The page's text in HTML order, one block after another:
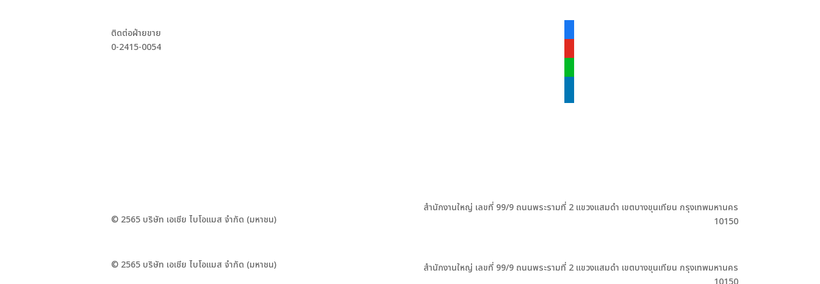
ติดต่อฝ่ายขาย
0-2415-0054
© 2565 บริษัท เอเชีย ไบโอแมส จำกัด (มหาชน)
สำนักงานใหญ่ เลขที่ 99/9 ถนนพระรามที่ 2 แขวงแสมดำ เขตบางขุนเทียน กรุงเทพมหานคร
10150
© 2565 บริษัท เอเชีย ไบโอแมส จำกัด (มหาชน)
สำนักงานใหญ่ เลขที่ 99/9 ถนนพระรามที่ 2 แขวงแสมดำ เขตบางขุนเทียน กรุงเทพมหานคร